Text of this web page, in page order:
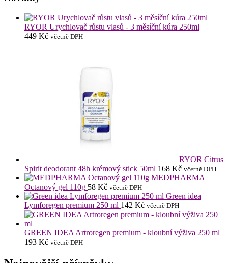
RYOR Urychlovač růstu vlasů - 3 měsíční kúra 250ml
449 Kč včetně DPH
RYOR Citrus
Spirit deodorant 48h krémový stick 50ml 168 Kč včetně DPH
MEDPHARMA
Octanový gel 110g 58 Kč včetně DPH
Green idea
Lymforegen premium 250 ml 142 Kč včetně DPH
GREEN IDEA Artroregen premium - kloubní výživa 250 ml
193 Kč včetně DPH